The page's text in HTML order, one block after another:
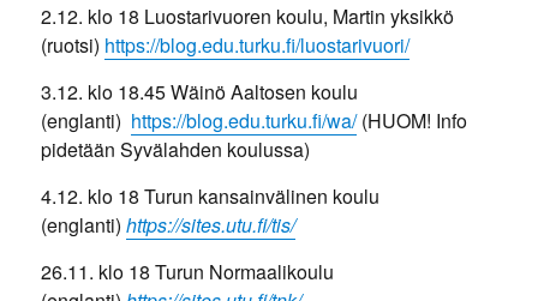
2.12. klo 18 Luostarivuoren koulu, Martin yksikkö
(ruotsi) https://blog.edu.turku.fi/luostarivuori/
3.12. klo 18.45 Wäinö Aaltosen koulu
(englanti) https://blog.edu.turku.fi/wa/(HUOM! Info
pidetään Syvälahden koulussa)
4.12. klo 18 Turun kansainvälinen koulu
(englanti)https://sites.utu.fi/tis/
26.11. klo 18 Turun Normaalikoulu